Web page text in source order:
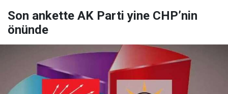
Son ankette AK Parti yine CHP’nin
önünde